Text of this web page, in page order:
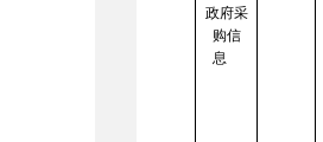
政府采
购信
息